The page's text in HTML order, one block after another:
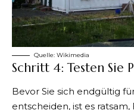
Quelle: Wikimedia
Schritt 4: Testen Sie
Bevor Sie sich endgültig
entscheiden, ist es